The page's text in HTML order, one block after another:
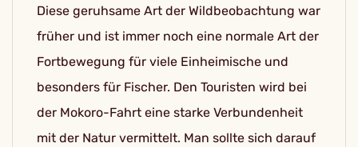
Diese geruhsame Art der Wildbeobachtung war
früher und ist immer noch eine normale Art der
Fortbewegung für viele Einheimische und
besonders für Fischer. Den Touristen wird bei
der Mokoro-Fahrt eine starke Verbundenheit
mit der Natur vermittelt. Man sollte sich darauf